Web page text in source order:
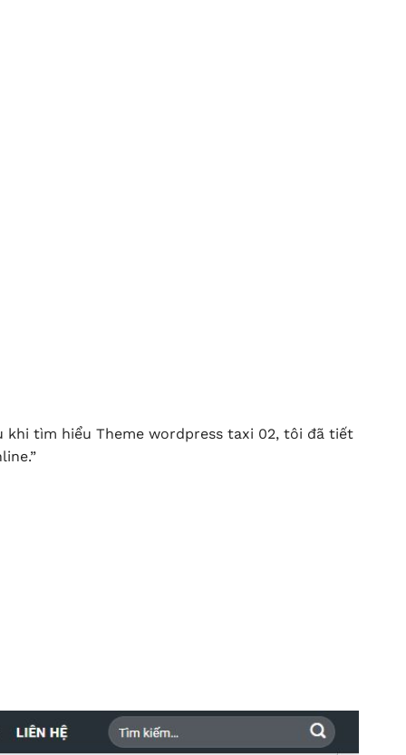
khi tìm hiểu Theme wordpress taxi 02, tôi đã tiết